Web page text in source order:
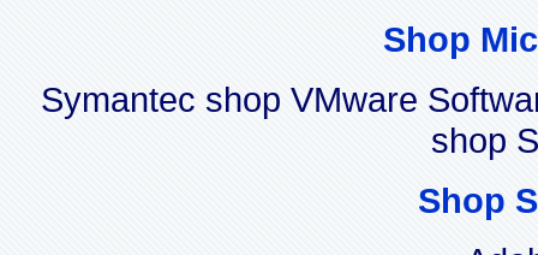
Shop
Symantec shop VMware
shop
Shop